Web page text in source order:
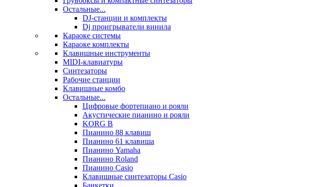
Остальные...
DJ-станции и комплекты
Dj проигрыватели винила
Караоке системы
Караоке комплекты
Клавишные инструменты
MIDI-клавиатуры
Синтезаторы
Рабочие станции
Клавишные комбо
Остальные...
Цифровые фортепиано и рояли
Акустические пианино и рояли
KORG B
Пианино 88 клавиш
Пианино 61 клавиша
Пианино Yamaha
Пианино Roland
Пианино Casio
Клавишные синтезаторы Casio
Банкетки